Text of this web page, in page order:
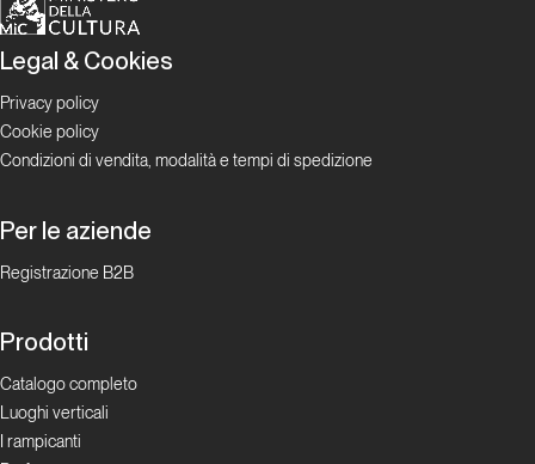
Legal & Cookies
Privacy policy
Cookie policy
Condizioni di vendita, modalità e tempi di spedizione
Per le aziende
Registrazione B2B
Prodotti
Catalogo completo
Luoghi verticali
I rampicanti